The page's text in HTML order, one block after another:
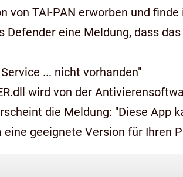
von TAI-PAN erworben und
Defender eine Meldung, dass
... nicht vorhanden"
wird von der
"Diese App kann auf dem PC nicht ausgeführt
geeignete Version für Ihren